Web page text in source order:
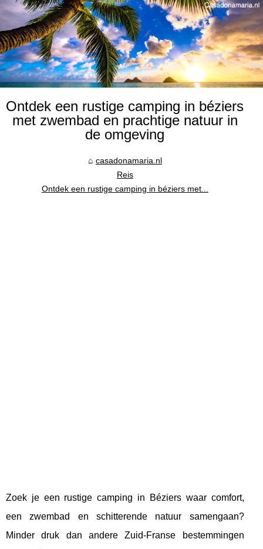
Ontdek een rustige camping in béziers
met zwembad en prachtige natuur in
de omgeving
casadonamaria.nl
Reis
Ontdek een rustige camping in béziers met...
Zoek je een rustige camping in Béziers waar comfort,
een zwembad en schitterende natuur samengaan?
Minder druk dan andere Zuid-Franse bestemmingen